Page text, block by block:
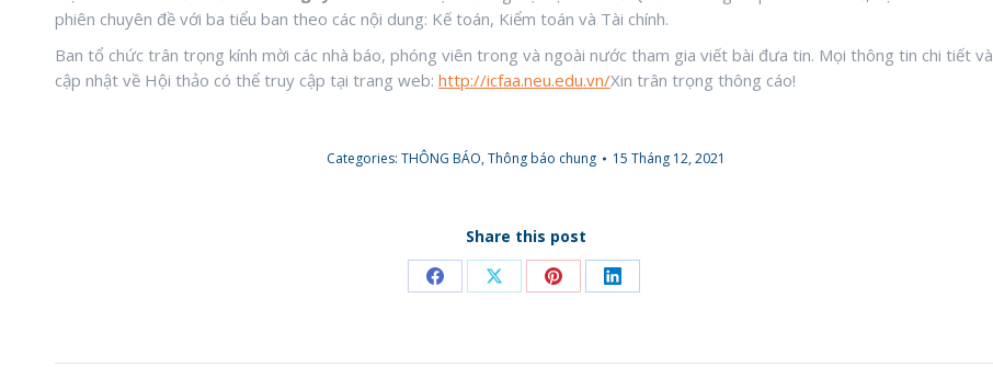
phiên chuyên đề với ba tiểu ban theo các nội dung: Kế toán, Kiểm toán và Tài chính.
Ban tổ chức trân trọng kính mời các nhà báo, phóng viên trong và ngoài nước tham gia viết bài đưa tin. Mọi thông tin chi tiết và
cập nhật về Hội thảo có thể truy cập tại trang web: http://icfaa.neu.edu.vn/Xin trân trọng thông cáo!
Categories: THÔNG BÁO,Thông báo chung 15 Tháng 12, 2021
Share this post
Share Share Share Share